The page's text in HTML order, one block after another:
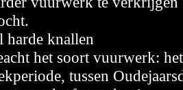
harde knallen
het soort vuurwerk:
tussen